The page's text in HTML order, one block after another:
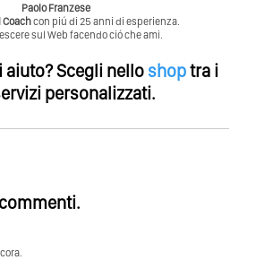
Paolo Franzese
Coachcon piú di 25 anni di esperienza.
sul Web facendo ció che ami.
aiuto?Scegli nello shoptra i
personalizzati.